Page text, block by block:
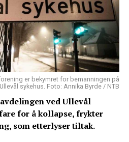
er bekymret for bemanningen på
sykehus. Foto: Annika Byrde / NTB
ved Ullevål
for å kollapse, frykter
som etterlyser tiltak.